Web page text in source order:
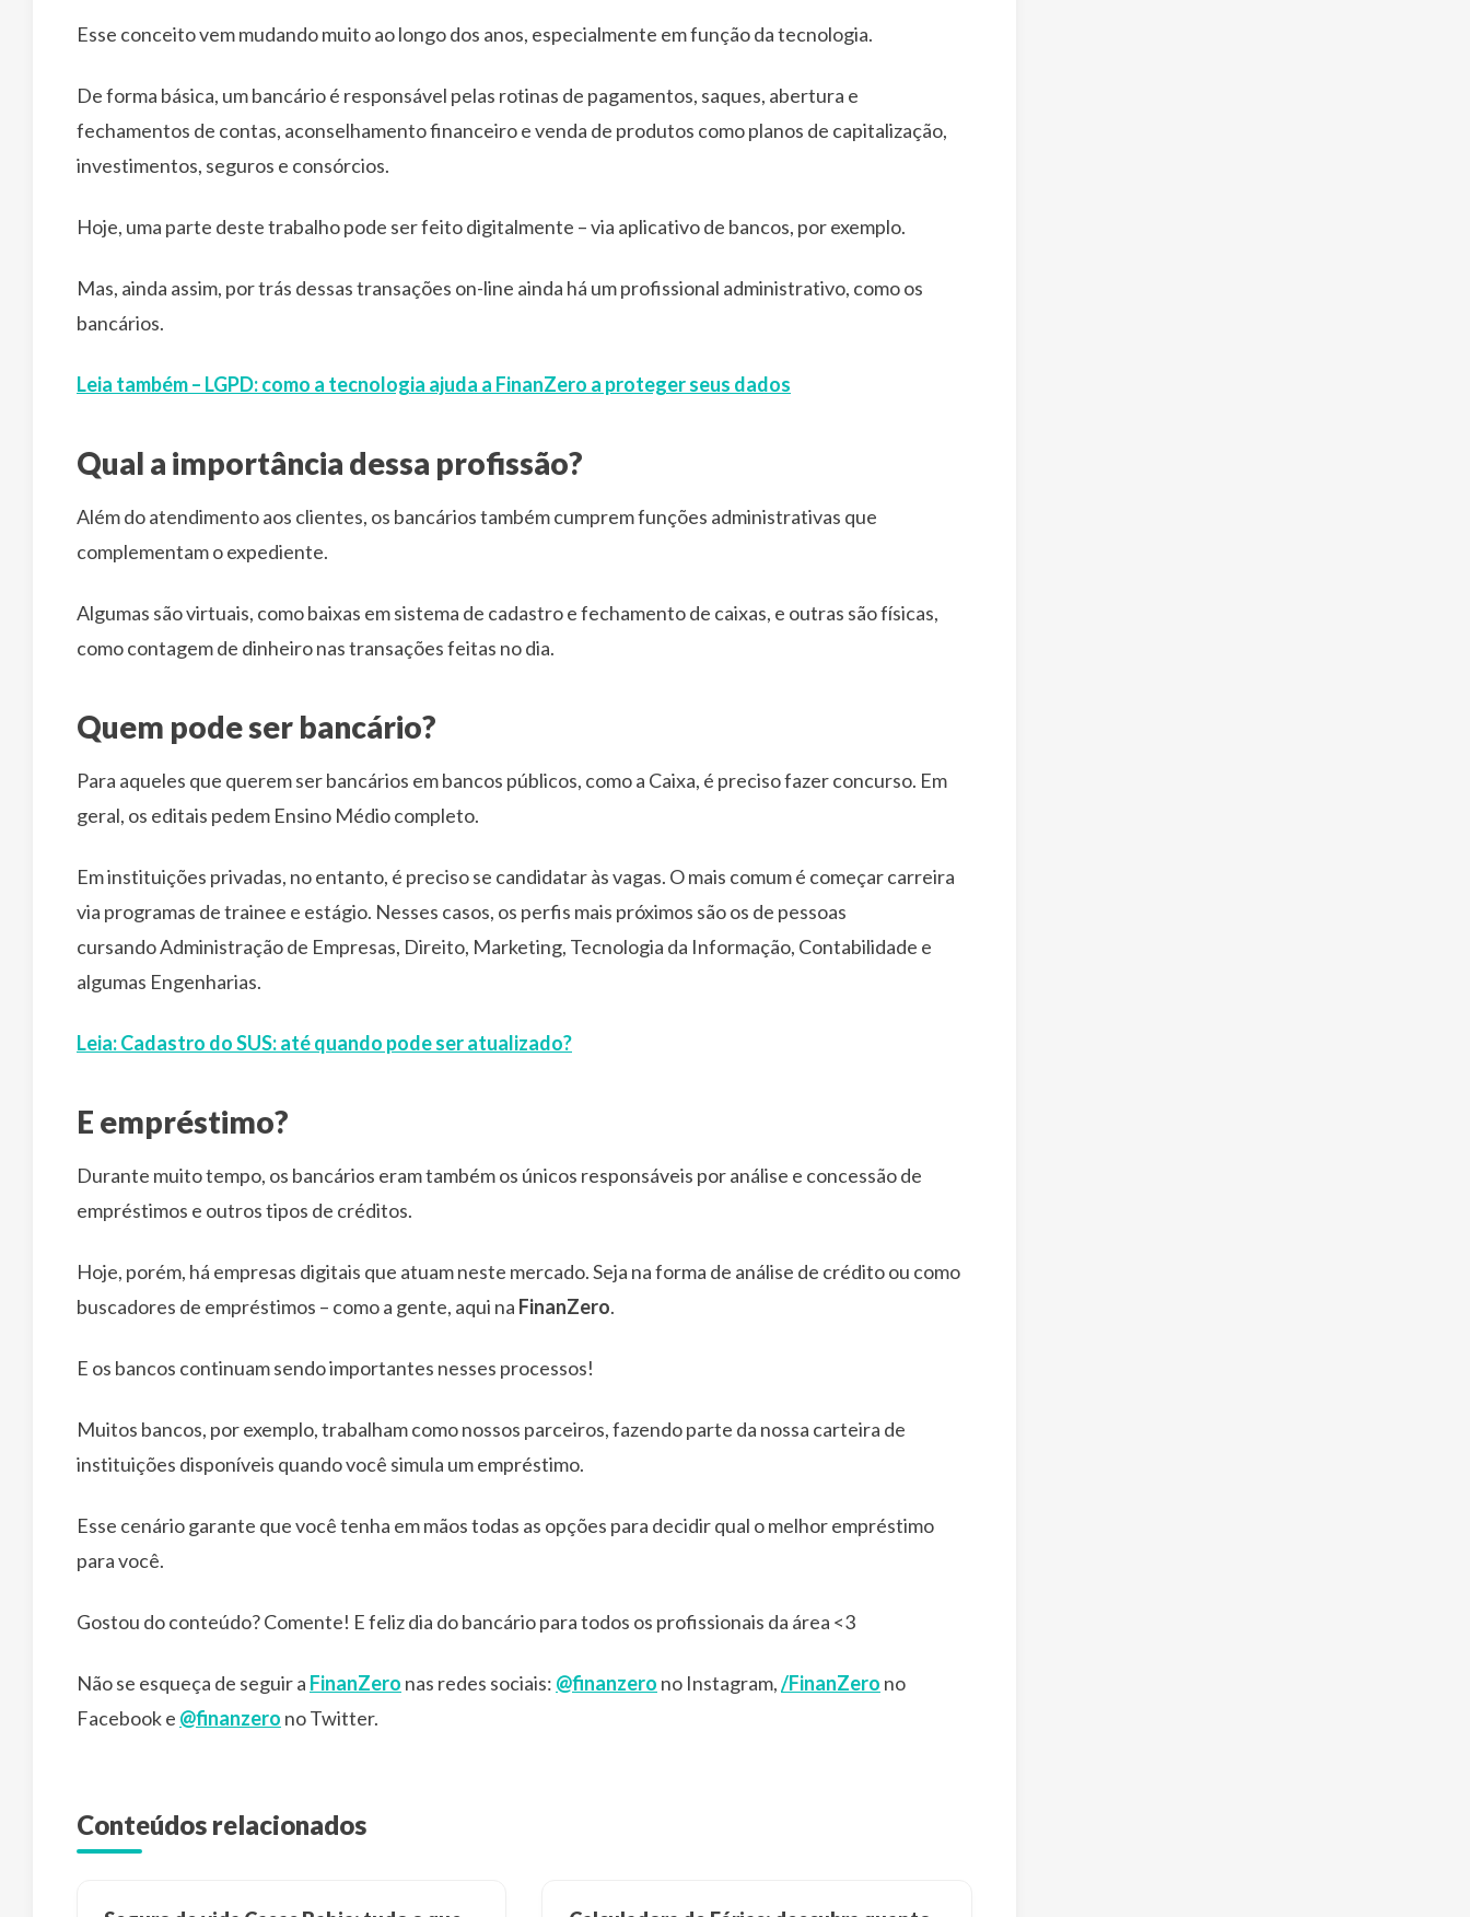
Esse conceito vem mudando muito ao longo dos anos, especialmente em função da tecnologia.
De forma básica, um bancário é responsável pelas rotinas de pagamentos, saques, abertura e
fechamentos de contas, aconselhamento financeiro e venda de produtos como planos de capitalização,
investimentos, seguros e consórcios.
Hoje, uma parte deste trabalho pode ser feito digitalmente – via aplicativo de bancos, por exemplo.
Mas, ainda assim, por trás dessas transações on-line ainda há um profissional administrativo, como os
bancários.
Leia também – LGPD: como a tecnologia ajuda a FinanZero a proteger seus dados
Qual a importância dessa profissão?
Além do atendimento aos clientes, os bancários também cumprem funções administrativas que
complementam o expediente.
Algumas são virtuais, como baixas em sistema de cadastro e fechamento de caixas, e outras são físicas,
como contagem de dinheiro nas transações feitas no dia.
Quem pode ser bancário?
Para aqueles que querem ser bancários em bancos públicos, como a Caixa, é preciso fazer concurso. Em
geral, os editais pedem Ensino Médio completo.
Em instituições privadas, no entanto, é preciso se candidatar às vagas. O mais comum é começar carreira
via programas de trainee e estágio. Nesses casos, os perfis mais próximos são os de pessoas
cursando Administração de Empresas, Direito, Marketing, Tecnologia da Informação, Contabilidade e
algumas Engenharias.
Leia: Cadastro do SUS: até quando pode ser atualizado?
E empréstimo?
Durante muito tempo, os bancários eram também os únicos responsáveis por análise e concessão de
empréstimos e outros tipos de créditos.
Hoje, porém, há empresas digitais que atuam neste mercado. Seja na forma de análise de crédito ou como
buscadores de empréstimos – como a gente, aqui na FinanZero.
E os bancos continuam sendo importantes nesses processos!
Muitos bancos, por exemplo, trabalham como nossos parceiros, fazendo parte da nossa carteira de
instituições disponíveis quando você simula um empréstimo.
Esse cenário garante que você tenha em mãos todas as opções para decidir qual o melhor empréstimo
para você.
Gostou do conteúdo? Comente! E feliz dia do bancário para todos os profissionais da área <3
Não se esqueça de seguir a FinanZero nas redes sociais: @finanzero no Instagram,/FinanZero no
Facebook e @finanzero no Twitter.
Conteúdos relacionados